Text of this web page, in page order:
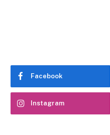
Facebook
Instagram